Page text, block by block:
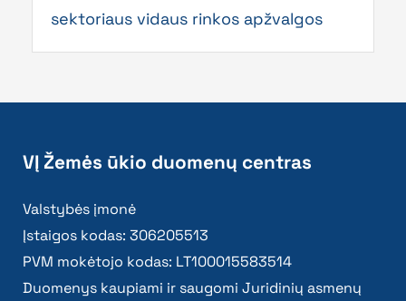
sektoriaus vidaus rinkos apžvalgos
VĮ Žemės ūkio duomenų centras
Valstybės įmonė
Įstaigos kodas: 306205513
PVM mokėtojo kodas: LT100015583514
Duomenys kaupiami ir saugomi Juridinių asmenų